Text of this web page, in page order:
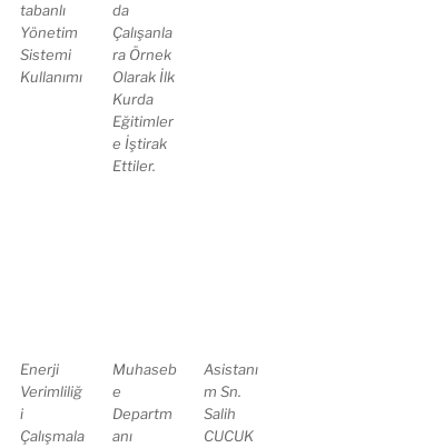
tabanlı
Yönetim
Sistemi
Kullanımı
da
Çalışanla
ra Örnek
Olarak İlk
Kurda
Eğitimler
e İştirak
Ettiler.
Enerji
Verimliliğ
i
Çalışmala
Muhaseb
e
Departm
anı
Asistanı
m Sn.
Salih
CUCUK